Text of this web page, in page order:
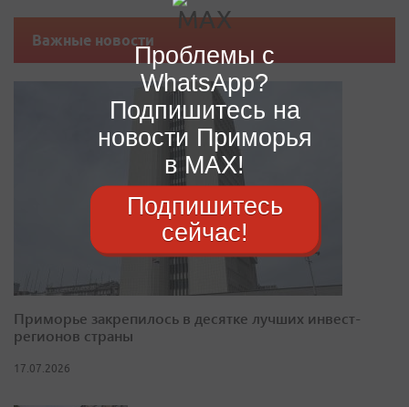
Важные новости
Приморье закрепилось в десятке лучших инвест-
регионов страны
17.07.2026
Проблемы с
WhatsApp?
Подпишитесь на
новости Приморья
в MAX!
Подпишитесь
сейчас!